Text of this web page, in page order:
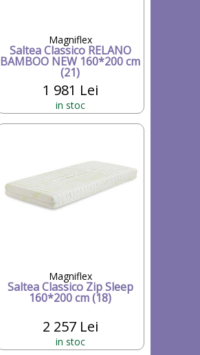
Magniflex
Saltea Classico RELANO
BAMBOO NEW 160*200 cm
(21)
1 981 Lei
in stoc
Magniflex
Saltea Classico Zip Sleep
160*200 cm (18)
2 257 Lei
in stoc